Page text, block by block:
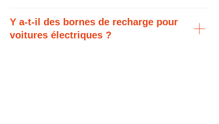
Y a-t-il des bornes de recharge pour
voitures électriques ?